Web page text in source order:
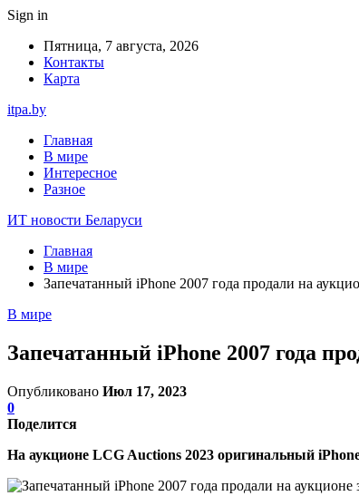
Sign in
Пятница, 7 августа, 2026
Контакты
Карта
itpa.by
Главная
В мире
Интересное
Разное
ИТ новости Беларуси
Главная
В мире
Запечатанный iPhone 2007 года продали на
В мире
Запечатанный iPhone 2007 года
Опубликовано Июл 17, 2023
0
Поделится
На аукционе LCG Auctions 2023 оригинальный